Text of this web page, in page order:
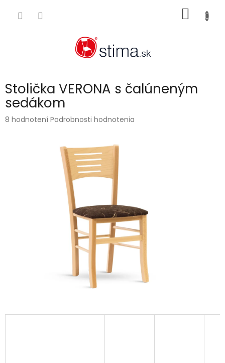
KOŠÍK
Stolička VERONA s čalúneným
sedákom
Priemerné
8 hodnotení Podrobnosti hodnotenia